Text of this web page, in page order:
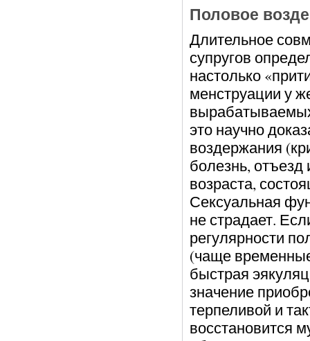
Половое
Длительное
супругов
настолько
менструации у
это научно
воздержания
болезнь,
возраста,
Сексуальная
не страдает.
регулярности
(чаще
быстрая
значение
терпеливой и
восстановится